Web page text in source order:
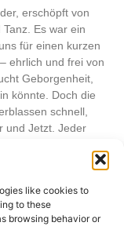
like cookies to
to these
browsing behavior or
erschöpft von
Es war ein
für einen kurzen
ehrlich und frei von
Geborgenheit,
könnte. Doch die
schnell,
und Jetzt. Jeder
wieder einholt.